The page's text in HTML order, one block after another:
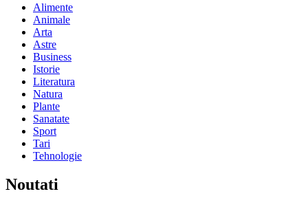
Alimente
Animale
Arta
Astre
Business
Istorie
Literatura
Natura
Plante
Sanatate
Sport
Tari
Tehnologie
Noutati